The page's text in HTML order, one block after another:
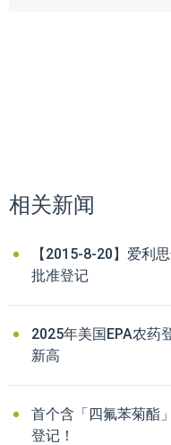
相关新闻
【2015-8-20】爱利
批准登记
2025年美国EPA农药
新高
首个含「四氟苯菊酯
登记！